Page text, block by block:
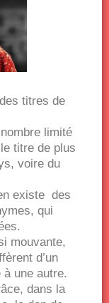
titres de
limité
titre de plus
voire du
existe des
qui
mouvante,
d’un
à une autre.
dans la